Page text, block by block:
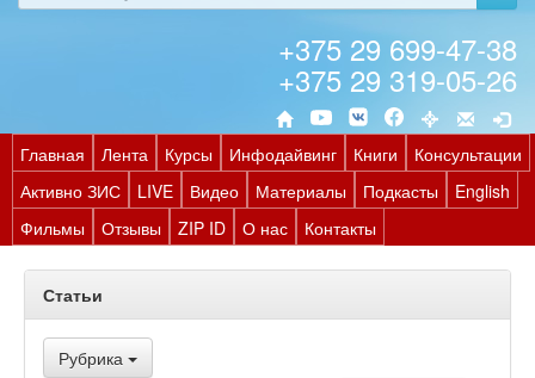
+375 29 699-47-38
+375 29 319-05-26
Главная Лента Курсы Инфодайвинг Книги
Консультации
Активно ЗИС
LIVE Видео Материалы Подкасты
English
Фильмы
Отзывы ZIP ID О нас Контакты
Статьи
Рубрика